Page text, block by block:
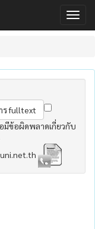
มีข้อผิดพลาดเกี่ยวกับ